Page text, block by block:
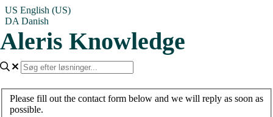
US English (US)
DA Danish
Aleris Knowledge
Please fill out the contact form below and we will reply as soon as
possible.